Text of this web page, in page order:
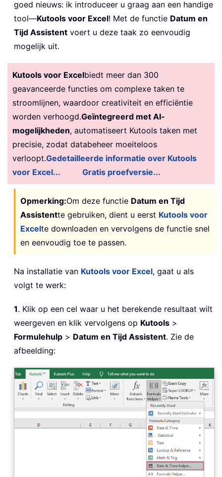
goed nieuws: ik introduceer u graag aan een handige
tool—Kutools voor Excel! Met de functie Datum en
Tijd Assistent voert u deze taak zo eenvoudig
mogelijk uit.
Kutools voor Excelbiedt meer dan 300
geavanceerde functies om complexe taken te
stroomlijnen, waardoor creativiteit en efficiëntie
worden verhoogd.Geïntegreerd met AI-
mogelijkheden, automatiseert Kutools taken met
precisie, zodat databeheer moeiteloos
verloopt.Gedetailleerde informatie over Kutools
voor Excel...
Gratis proefversie...
Opmerking:Om deze functie Datum en Tijd
Assistentte gebruiken, dient u eerst Kutools voor
Excelte downloaden en vervolgens de functie snel
en eenvoudig toe te passen.
Na installatie van Kutools voor Excel, gaat u als
volgt te werk:
1. Klik op een cel waar u het berekende resultaat wilt
weergeven en klik vervolgens op Kutools >
Formulehulp > Datum en Tijd Assistent. Zie de
afbeelding: